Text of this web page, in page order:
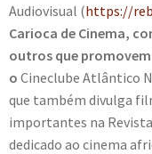
Audiovisual (https://
Carioca de Cinema,
outros que
o Cineclube Atlântico
que também divulga
importantes na
dedicado ao cinema